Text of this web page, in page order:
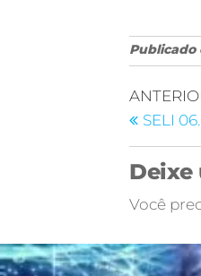
Publicado
SELI
Deixe
Você